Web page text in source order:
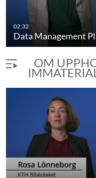
02:32
Data Management
OM